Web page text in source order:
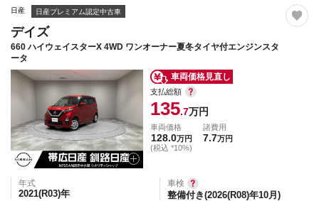
日産 日産プレミアム認定中古車
デイズ
660 ハイウェイスターX 4WD ワンオーナー夏冬タイヤ付エンジンスタ
ータ
車両価格見直し
支払総額
135.7万円
車両価格
128.0万円
(税込 *10%)
諸費用
7.7万円
年式
2021(R03)年
車検
整備付き(2026(R08)年10月)